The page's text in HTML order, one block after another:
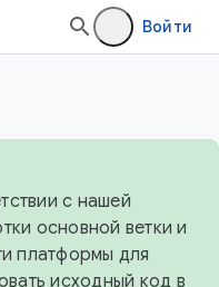
Войти
с нашей
основной ветки и
платформы для
исходный код в